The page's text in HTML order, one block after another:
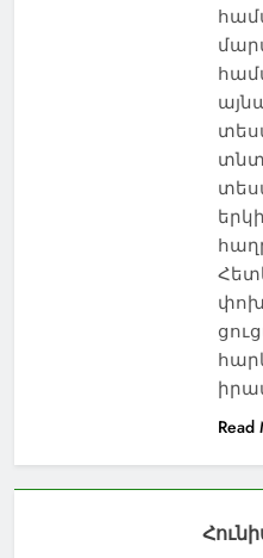
Read